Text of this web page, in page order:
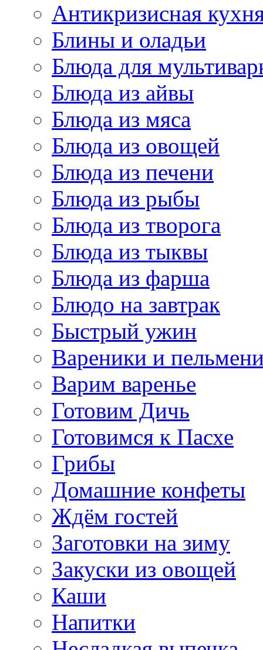
Антикризисная
Блины и оладьи
Блюда для
Блюда из айвы
Блюда из мяса
Блюда из овощей
Блюда из печени
Блюда из рыбы
Блюда из творога
Блюда из тыквы
Блюда из фарша
Блюдо на завтрак
Быстрый ужин
Вареники и
Варим варенье
Готовим Дичь
Готовимся к Пасхе
Грибы
Домашние конфеты
Ждём гостей
Заготовки на зиму
Закуски из овощей
Каши
Напитки